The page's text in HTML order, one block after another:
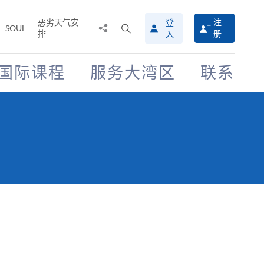
SOUL
恶劣天气安
排
搜
寻
介
面
登
入
注
册
际课程 服务大湾区 联系